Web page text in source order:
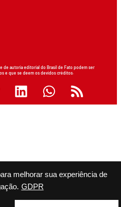
melhorar sua experiência de
GDPR
de autoria editorial do Brasil de Fato podem ser
e que se deem os devidos créditos.